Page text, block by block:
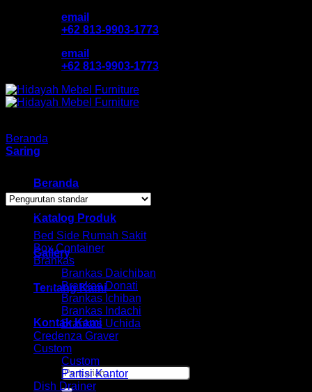
email
+62 813-9903-1773
email
+62 813-9903-1773
Beranda
Katalog Produk
Gallery
Tentang Kami
Kontak Kami
Pencarian
untuk:
Beranda
Saring
Browse
Bed Side Rumah Sakit
Box Container
Brankas
Brankas Daichiban
Brankas Donati
Brankas Ichiban
Brankas Indachi
Brankas Uchida
Credenza Graver
Custom
Custom
Partisi Kantor
Dish Drainer